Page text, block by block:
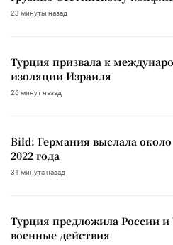
23 минуты назад
Турция призвала к
изоляции Израиля
26 минут назад
Bild: Германия выслала
2022 года
31 минута назад
Турция предложила России
военные действия